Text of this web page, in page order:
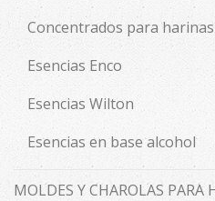
Concentrados para harinas
Esencias Enco
Esencias Wilton
Esencias en base alcohol
MOLDES Y CHAROLAS PARA